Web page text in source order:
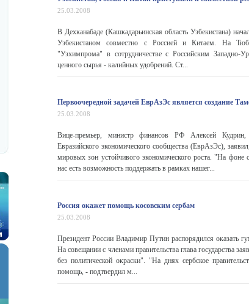
25.03.2008
В Дехканабаде (Кашкадарьинская область Узбекистана)
Узбекистаном совместно с Россией и Китаем. На
"Узхимпрома" в сотрудничестве с Российским Западно-
ценного сырья - калийных удобрений. Ст...
Первоочередной задачей ЕврАзЭс является создание
25.03.2008
Вице-премьер, министр финансов РФ Алексей Кудрин,
Евразийского экономического сообщества (ЕврАзЭс),
мировых зон устойчивого экономического роста. "На фоне
нас есть возможность поддержать в рамках нашег...
Россия окажет помощь косовским сербам
25.03.2008
Президент России Владимир Путин распорядился оказать
На совещании с членами правительства глава государства
без политической окраски". "На днях сербское
помощь, - подтвердил м...